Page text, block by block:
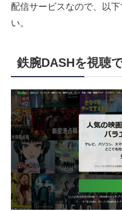
配信サービスなので、以
い。
鉄腕DASHを視聴